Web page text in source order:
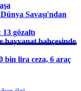
Savaşı'ndan
gözaltı
hayvanat bahçesinde
bin lira ceza, 6 araç